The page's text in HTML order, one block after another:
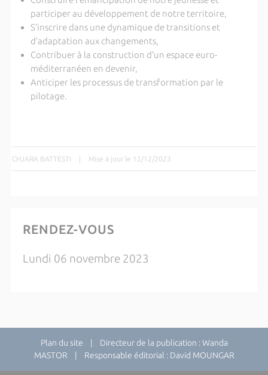
participer au développement de notre territoire,
S’inscrire dans une dynamique de transitions et
d’adaptation aux changements,
Contribuer à la construction d’un espace euro-
méditerranéen en devenir,
Anticiper les processus de transformation par le
pilotage.
CHJARA BATTESTI Mise à jour le 12/12/2023
RENDEZ-VOUS
Lundi 06 novembre 2023
Plan du site | Directeur de la publication : Wanda
MASTOR | Responsable éditorial : David MOUNGAR